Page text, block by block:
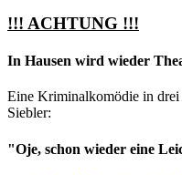
!!! ACHTUNG !!!
In Hausen wird wieder
Eine Kriminalkomödie in
Siebler:
"Oje, schon wieder eine